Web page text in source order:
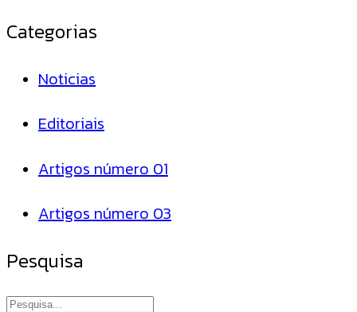
Categorias
Noticias
Editoriais
Artigos número 01
Artigos número 03
Pesquisa